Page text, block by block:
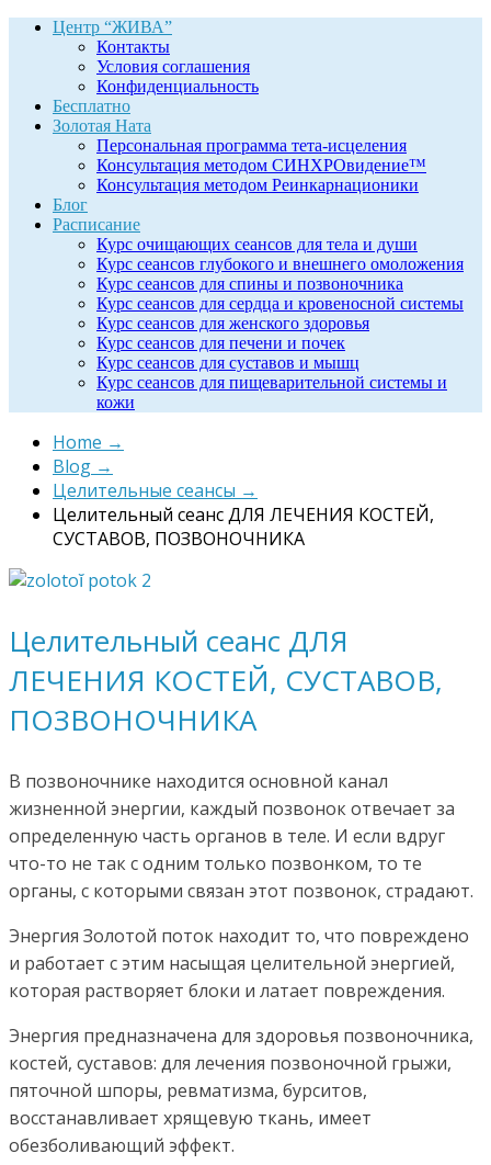
Центр “ЖИВА”
Контакты
Условия соглашения
Конфиденциальность
Бесплатно
Золотая Ната
Персональная программа тета-исцеления
Консультация методом СИНХРОвидение™
Консультация методом Реинкарнационики
Блог
Расписание
Курс очищающих сеансов для тела и души
Курс сеансов глубокого и внешнего омоложения
Курс сеансов для спины и позвоночника
Курс сеансов для сердца и кровеносной системы
Курс сеансов для женского здоровья
Курс сеансов для печени и почек
Курс сеансов для суставов и мышц
Курс сеансов для пищеварительной системы и
кожи
Home →
Blog →
Целительные сеансы →
Целительный сеанс ДЛЯ ЛЕЧЕНИЯ КОСТЕЙ,
СУСТАВОВ, ПОЗВОНОЧНИКА
Целительный сеанс ДЛЯ
ЛЕЧЕНИЯ КОСТЕЙ, СУСТАВОВ,
ПОЗВОНОЧНИКА
В позвоночнике находится основной канал
жизненной энергии, каждый позвонок отвечает за
определенную часть органов в теле. И если вдруг
что-то не так с одним только позвонком, то те
органы, с которыми связан этот позвонок, страдают.
Энергия Золотой поток находит то, что повреждено
и работает с этим насыщая целительной энергией,
которая растворяет блоки и латает повреждения.
Энергия предназначена для здоровья позвоночника,
костей, суставов: для лечения позвоночной грыжи,
пяточной шпоры, ревматизма, бурситов,
восстанавливает хрящевую ткань, имеет
обезболивающий эффект.